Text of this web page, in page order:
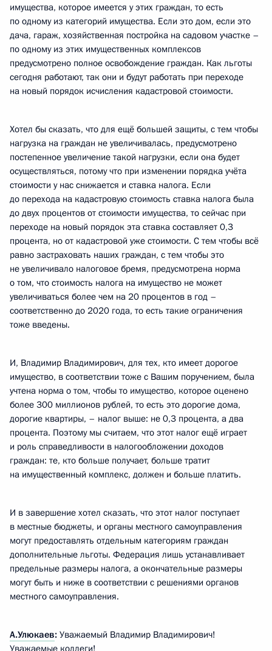
имущества, которое имеется у этих граждан, то есть
по одному из категорий имущества. Если это дом, если это
дача, гараж, хозяйственная постройка на садовом участке –
по одному из этих имущественных комплексов
предусмотрено полное освобождение граждан. Как льготы
сегодня работают, так они и будут работать при переходе
на новый порядок исчисления кадастровой стоимости.
Хотел бы сказать, что для ещё большей защиты, с тем чтобы
нагрузка на граждан не увеличивалась, предусмотрено
постепенное увеличение такой нагрузки, если она будет
осуществляться, потому что при изменении порядка учёта
стоимости у нас снижается и ставка налога. Если
до перехода на кадастровую стоимость ставка налога была
до двух процентов от стоимости имущества, то сейчас при
переходе на новый порядок эта ставка составляет 0,3
процента, но от кадастровой уже стоимости. С тем чтобы всё
равно застраховать наших граждан, с тем чтобы это
не увеличивало налоговое бремя, предусмотрена норма
о том, что стоимость налога на имущество не может
увеличиваться более чем на 20 процентов в год –
соответственно до 2020 года, то есть такие ограничения
тоже введены.
И, Владимир Владимирович, для тех, кто имеет дорогое
имущество, в соответствии тоже с Вашим поручением, была
учтена норма о том, чтобы то имущество, которое оценено
более 300 миллионов рублей, то есть это дорогие дома,
дорогие квартиры, – налог выше: не 0,3 процента, а два
процента. Поэтому мы считаем, что этот налог ещё играет
и роль справедливости в налогообложении доходов
граждан: те, кто больше получает, больше тратит
на имущественный комплекс, должен и больше платить.
И в завершение хотел сказать, что этот налог поступает
в местные бюджеты, и органы местного самоуправления
могут предоставлять отдельным категориям граждан
дополнительные льготы. Федерация лишь устанавливает
предельные размеры налога, а окончательные размеры
могут быть и ниже в соответствии с решениями органов
местного самоуправления.
А.Улюкаев: Уважаемый Владимир Владимирович!
Уважаемые коллеги!